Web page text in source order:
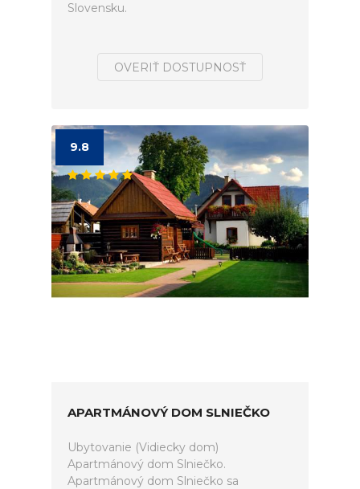
Slovensku.
OVERIŤ DOSTUPNOSŤ
9.8
APARTMÁNOVÝ DOM SLNIEČKO
Ubytovanie (Vidiecky dom)
Apartmánový dom Slniečko.
Apartmánový dom Slniečko sa